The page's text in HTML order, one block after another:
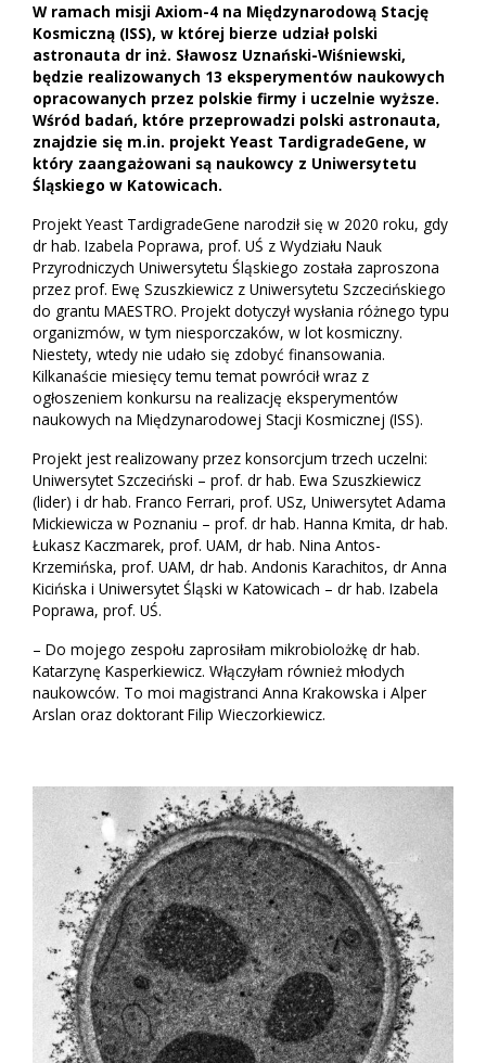
W ramach misji Axiom-4 na Międzynarodową Stację
Kosmiczną (ISS), w której bierze udział polski
astronauta dr inż. Sławosz Uznański-Wiśniewski,
będzie realizowanych 13 eksperymentów naukowych
opracowanych przez polskie firmy i uczelnie wyższe.
Wśród badań, które przeprowadzi polski astronauta,
znajdzie się m.in. projekt Yeast TardigradeGene, w
który zaangażowani są naukowcy z Uniwersytetu
Śląskiego w Katowicach.
Projekt Yeast TardigradeGene narodził się w 2020 roku, gdy
dr hab. Izabela Poprawa, prof. UŚ z Wydziału Nauk
Przyrodniczych Uniwersytetu Śląskiego została zaproszona
przez prof. Ewę Szuszkiewicz z Uniwersytetu Szczecińskiego
do grantu MAESTRO. Projekt dotyczył wysłania różnego typu
organizmów, w tym niesporczaków, w lot kosmiczny.
Niestety, wtedy nie udało się zdobyć finansowania.
Kilkanaście miesięcy temu temat powrócił wraz z
ogłoszeniem konkursu na realizację eksperymentów
naukowych na Międzynarodowej Stacji Kosmicznej (ISS).
Projekt jest realizowany przez konsorcjum trzech uczelni:
Uniwersytet Szczeciński – prof. dr hab. Ewa Szuszkiewicz
(lider) i dr hab. Franco Ferrari, prof. USz, Uniwersytet Adama
Mickiewicza w Poznaniu – prof. dr hab. Hanna Kmita, dr hab.
Łukasz Kaczmarek, prof. UAM, dr hab. Nina Antos-
Krzemińska, prof. UAM, dr hab. Andonis Karachitos, dr Anna
Kicińska i Uniwersytet Śląski w Katowicach – dr hab. Izabela
Poprawa, prof. UŚ.
– Do mojego zespołu zaprosiłam mikrobiolożkę dr hab.
Katarzynę Kasperkiewicz. Włączyłam również młodych
naukowców. To moi magistranci Anna Krakowska i Alper
Arslan oraz doktorant Filip Wieczorkiewicz.